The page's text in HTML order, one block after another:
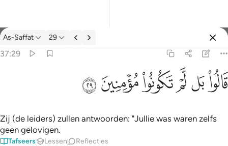
Tafseer: As-Saffat 37:29
As-Saffat 29
37:29
قَالُوا۟ بَل لَّمْ تَكُونُوا۟ مُؤْمِنِينَ ٢٩
ﱘﱙﱚﱛﱜﱝ
Zij (de leiders) zullen antwoorden: "Jullie was waren zelfs
geen gelovigen.
Tafseers Lessen Reflecties